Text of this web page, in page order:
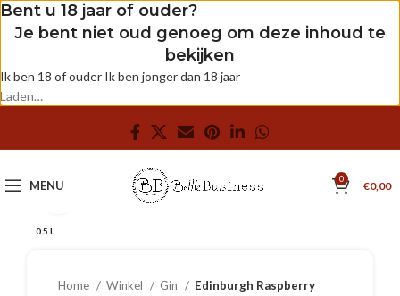
Bent u 18 jaar of ouder?
Je bent niet oud genoeg om deze inhoud te
bekijken
Ik ben 18 of ouder Ik ben jonger dan 18 jaar
Laden…
MENU 0 €0,00
0.5 L
Klik om te vergroten
Home Winkel Gin Edinburgh Raspberry